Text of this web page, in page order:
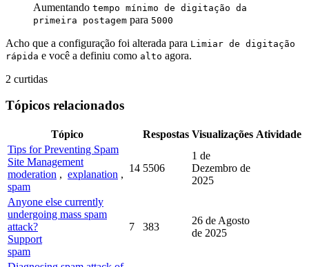
Aumentando tempo mínimo de digitação da
primeira postagem para 5000
Acho que a configuração foi alterada para Limiar de digitação
rápida e você a definiu como alto agora.
2 curtidas
Tópicos relacionados
Tópico Respostas Visualizações Atividade
Tips for Preventing Spam
Site Management
moderation , explanation ,
spam
14 5506
1 de
Dezembro de
2025
Anyone else currently
undergoing mass spam
attack?
Support
spam
7 383
26 de Agosto
de 2025